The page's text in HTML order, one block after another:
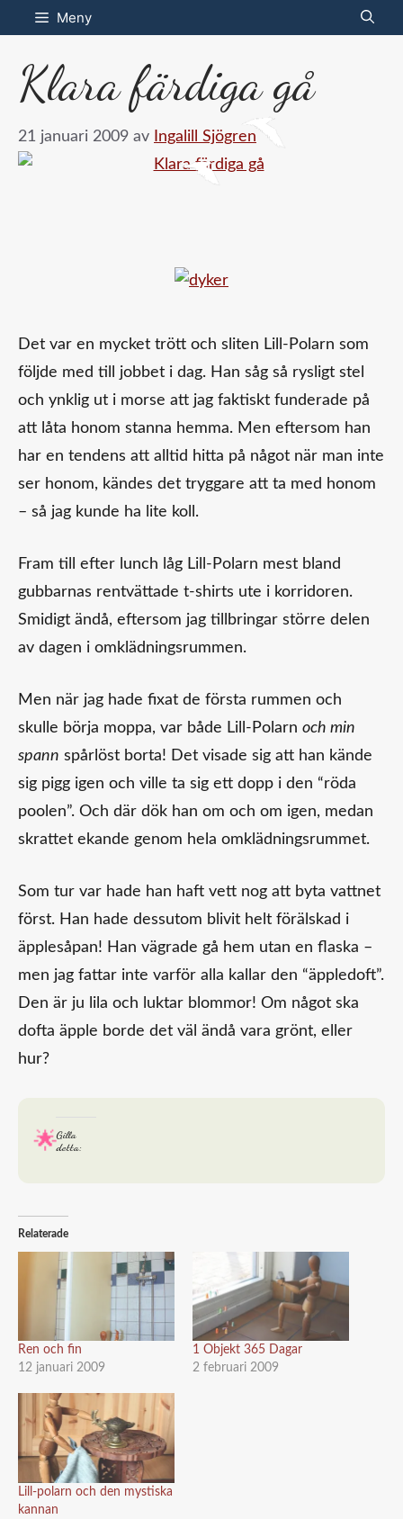
Hoppa
till
innehåll
Meny
Klara färdiga gå
21 januari 2009 av Ingalill Sjögren
Det var en mycket trött och sliten Lill‑Polarn som
följde med till jobbet i dag. Han såg så rysligt stel
och ynklig ut i morse att jag faktiskt funderade på
att låta honom stanna hemma. Men eftersom han
har en tendens att alltid hitta på något när man inte
ser honom, kändes det tryggare att ta med honom
– så jag kunde ha lite koll.
Fram till efter lunch låg Lill‑Polarn mest bland
gubbarnas rentvättade t‑shirts ute i korridoren.
Smidigt ändå, eftersom jag tillbringar större delen
av dagen i omklädningsrummen.
Men när jag hade fixat de första rummen och
skulle börja moppa, var både Lill‑Polarn och min
spann spårlöst borta! Det visade sig att han kände
sig pigg igen och ville ta sig ett dopp i den “röda
poolen”. Och där dök han om och om igen, medan
skrattet ekande genom hela omklädningsrummet.
Som tur var hade han haft vett nog att byta vattnet
först. Han hade dessutom blivit helt förälskad i
äpplesåpan! Han vägrade gå hem utan en flaska –
men jag fattar inte varför alla kallar den “äppledoft”.
Den är ju lila och luktar blommor! Om något ska
dofta äpple borde det väl ändå vara grönt, eller
hur?
Gilla
detta:
Relaterade
Ren och fin
12 januari 2009
1 Objekt 365 Dagar
2 februari 2009
Lill-polarn och den mystiska
kannan